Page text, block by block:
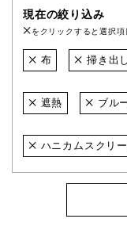
現在の絞り込み
をクリックすると選択項
布 掃き出
遮熱 ブル
ハニカムスクリ